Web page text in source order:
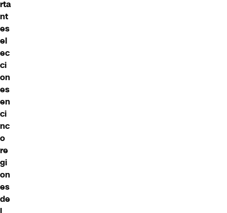
rta
nt
es
el
ec
ci
on
es
en
ci
nc
o
re
gi
on
es
de